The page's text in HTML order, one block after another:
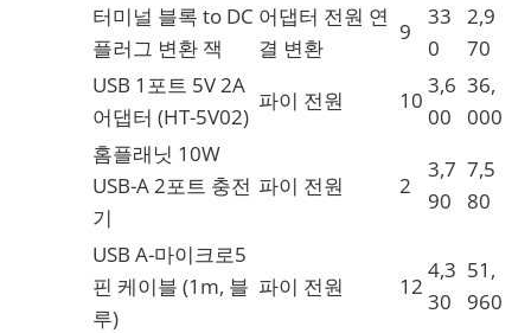
터미널 블록 to DC
플러그 변환 잭
어댑터 전원 연
결 변환
9
33
0
2,9
70
USB 1포트 5V 2A
어댑터 (HT-5V02)
파이 전원 10
3,6
00
36,
000
홈플래닛 10W
USB-A 2포트 충전
기
파이 전원 2
3,7
90
7,5
80
USB A-마이크로5
핀 케이블 (1m, 블
루)
파이 전원 12
4,3
30
51,
960